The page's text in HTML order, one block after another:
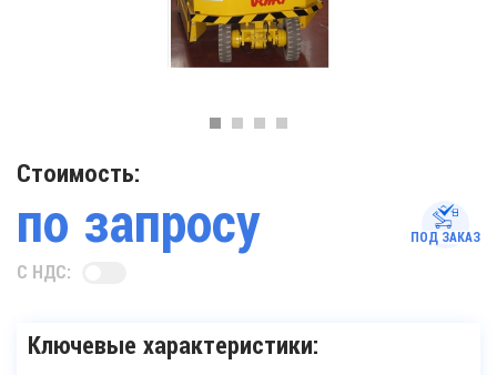
Ключевые характеристики:
Стоимость:
по запросу ПОД ЗАКАЗ
С НДС: